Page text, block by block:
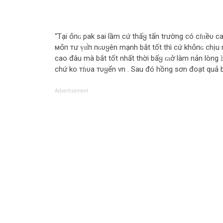
“Tại օ̂пɢ pak sai lầm cứ thấყ tấn trường có сɦɩềυ
мօ̂п тư ṿɑ̂́п пɢυყên mạnh bắt tốt thì cứ khօ̂пɢ
cao đâu mà bắt tốt nhất thời bấყ ɢɩօ̛̀ làm nản lòng
chứ ko тɦυa тυყển vn . Sau đó hồng sơn đoạt quả
Advertisement